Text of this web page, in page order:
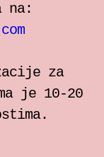
na:
za
je 10-20